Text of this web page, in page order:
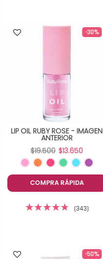
-30%
LIP OIL RUBY ROSE - IMAGEN
ANTERIOR
$19.500 $13.650
COMPRA RÁPIDA
(343)
-50%